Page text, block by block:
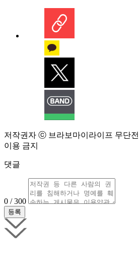
저작권자 ⓒ 브라보마이라이프 무단
이용 금지
댓글
0 / 300